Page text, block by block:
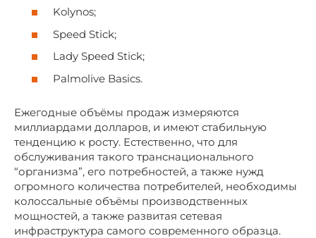
Kolynos;
Speed Stick;
Lady Speed Stick;
Palmolive Basics.
Ежегодные объёмы продаж измеряются
миллиардами долларов, и имеют стабильную
тенденцию к росту. Естественно, что для
обслуживания такого транснационального
“организма”, его потребностей, а также нужд
огромного количества потребителей, необходимы
колоссальные объёмы производственных
мощностей, а также развитая сетевая
инфраструктура самого современного образца.